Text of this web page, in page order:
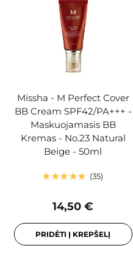
Missha - M Perfect Cover
BB Cream SPF42/PA+++ -
Maskuojamasis BB
Kremas - No.23 Natural
Beige - 50ml
35
14,50 €
PRIDĖTI Į KREPŠELĮ